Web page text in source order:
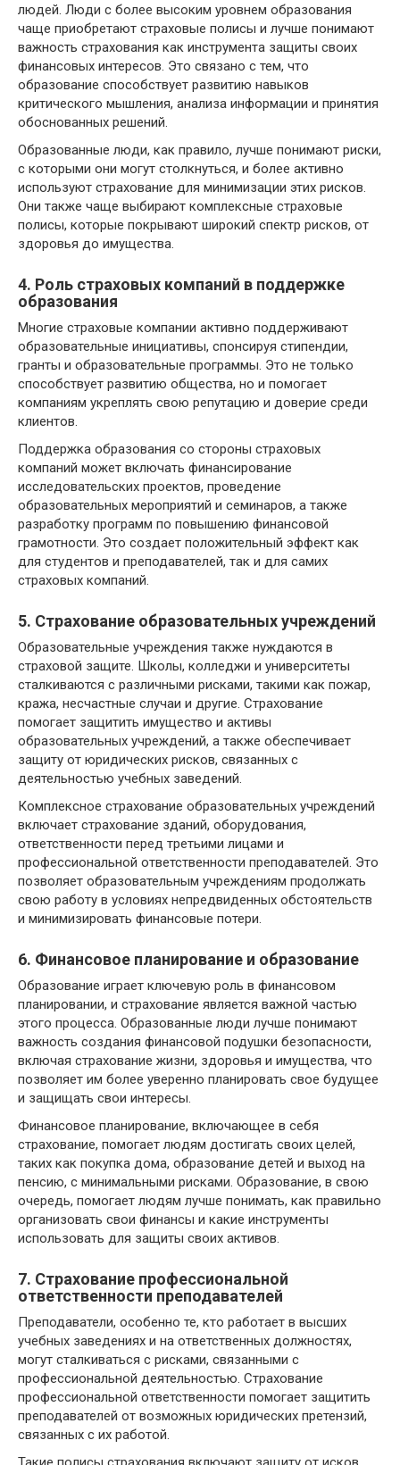
людей. Люди с более высоким уровнем образования
чаще приобретают страховые полисы и лучше понимают
важность страхования как инструмента защиты своих
финансовых интересов. Это связано с тем, что
образование способствует развитию навыков
критического мышления, анализа информации и принятия
обоснованных решений.
Образованные люди, как правило, лучше понимают риски,
с которыми они могут столкнуться, и более активно
используют страхование для минимизации этих рисков.
Они также чаще выбирают комплексные страховые
полисы, которые покрывают широкий спектр рисков, от
здоровья до имущества.
4. Роль страховых компаний в поддержке
образования
Многие страховые компании активно поддерживают
образовательные инициативы, спонсируя стипендии,
гранты и образовательные программы. Это не только
способствует развитию общества, но и помогает
компаниям укреплять свою репутацию и доверие среди
клиентов.
Поддержка образования со стороны страховых
компаний может включать финансирование
исследовательских проектов, проведение
образовательных мероприятий и семинаров, а также
разработку программ по повышению финансовой
грамотности. Это создает положительный эффект как
для студентов и преподавателей, так и для самих
страховых компаний.
5. Страхование образовательных учреждений
Образовательные учреждения также нуждаются в
страховой защите. Школы, колледжи и университеты
сталкиваются с различными рисками, такими как пожар,
кража, несчастные случаи и другие. Страхование
помогает защитить имущество и активы
образовательных учреждений, а также обеспечивает
защиту от юридических рисков, связанных с
деятельностью учебных заведений.
Комплексное страхование образовательных учреждений
включает страхование зданий, оборудования,
ответственности перед третьими лицами и
профессиональной ответственности преподавателей. Это
позволяет образовательным учреждениям продолжать
свою работу в условиях непредвиденных обстоятельств
и минимизировать финансовые потери.
6. Финансовое планирование и образование
Образование играет ключевую роль в финансовом
планировании, и страхование является важной частью
этого процесса. Образованные люди лучше понимают
важность создания финансовой подушки безопасности,
включая страхование жизни, здоровья и имущества, что
позволяет им более уверенно планировать свое будущее
и защищать свои интересы.
Финансовое планирование, включающее в себя
страхование, помогает людям достигать своих целей,
таких как покупка дома, образование детей и выход на
пенсию, с минимальными рисками. Образование, в свою
очередь, помогает людям лучше понимать, как правильно
организовать свои финансы и какие инструменты
использовать для защиты своих активов.
7. Страхование профессиональной
ответственности преподавателей
Преподаватели, особенно те, кто работает в высших
учебных заведениях и на ответственных должностях,
могут сталкиваться с рисками, связанными с
профессиональной деятельностью. Страхование
профессиональной ответственности помогает защитить
преподавателей от возможных юридических претензий,
связанных с их работой.